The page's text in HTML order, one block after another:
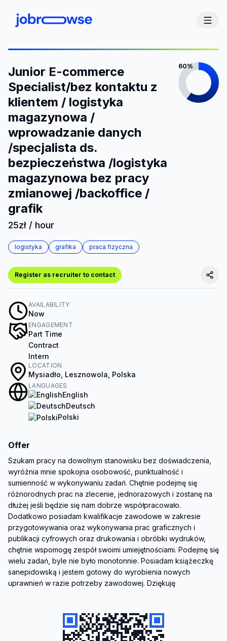
Junior E-commerce
Specialist/bez kontaktu z
klientem / logistyka
magazynowa /
wprowadzanie danych
/specjalista ds.
bezpieczeństwa /logistyka
magazynowa bez pracy
zmianowej /backoffice /
grafik
60%
25zł / hour
logistyka grafika praca fizyczna
Register as recruiter to contact
AVAILABILITY
Now
ENGAGEMENT
Part Time
Contract
Intern
LOCATION
Mysiadło, Lesznowola, Polska
LANGUAGES
English
Deutsch
Polski
Offer
Szukam pracy na dowolnym stanowisku bez doświadczenia,
wyróżnia mnie spokojna osobowość, punktualność i
sumienność w wykonywaniu zadań. Chętnie podejmę się
różnorodnych prac na zlecenie, jednorazowych i zostanę na
dłużej jeśli będzie się nam dobrze współpracowało.
Dodatkowo posiadam kwalifikacje zawodowe w zakresie
przygotowywania oraz wykonywania prac graficznych i
publikacji cyfrowych oraz drukowania i obróbki wydruków,
chętnie wspomogę zespół swoimi umiejętnościami. Podejmę się
wielu zadań, byle nie było monotonnie. Posiadam książeczkę
sanepidowską i jestem gotowy do wyrobienia nowych
uprawnień w razie potrzeby zawodowej. Dziękuję